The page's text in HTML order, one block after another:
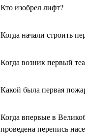
Кто изобрел лифт?
Когда начали строить
Когда возник первый
Какой была первая
Когда впервые в
проведена перепись